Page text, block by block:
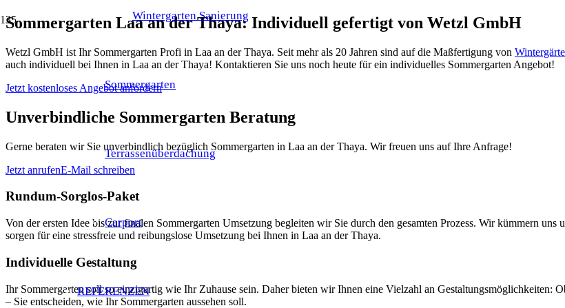
Wintergarten Sanierung
Sommergarten
Terrassenüberdachung
Carport
REFERENZEN
Sommergarten Laa an der Thaya: Individuell gefertigt von Wetzl GmbH
Wetzl GmbH ist Ihr Sommergarten Profi in Laa an der Thaya. Seit mehr als 20 Jahren sind auf die Maßfertigung von
auch individuell bei Ihnen in Laa an der Thaya! Kontaktieren Sie uns noch heute für ein individuelles Sommergarten Angebot!
Jetzt kostenloses Angebot anfordern
Unverbindliche Sommergarten Beratung
Gerne beraten wir Sie unverbindlich bezüglich Sommergarten in Laa an der Thaya. Wir freuen uns auf Ihre Anfrage!
Jetzt anrufenE-Mail schreiben
Rundum-Sorglos-Paket
Von der ersten Idee bis zur finalen Sommergarten Umsetzung begleiten wir Sie durch den gesamten Prozess. Wir kümmern
sorgen für eine stressfreie und reibungslose Umsetzung bei Ihnen in Laa an der Thaya.
Individuelle Gestaltung
Ihr Sommergarten soll so einzigartig wie Ihr Zuhause sein. Daher bieten wir Ihnen eine Vielzahl an
– Sie entscheiden, wie Ihr Sommergarten aussehen soll.